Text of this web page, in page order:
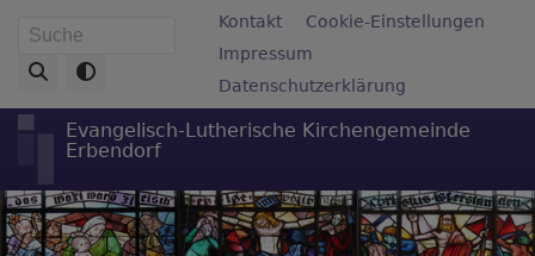
zum
Inhalt
Suche Fußbereichsmenü
Kontakt
Cookie-Einstellungen
Impressum
Datenschutzerklärung
Evangelisch-Lutherische Kirchengemeinde
Erbendorf